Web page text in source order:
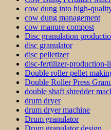
cow dung into high-
cow dung management
cow manure compost
Disc granulation
disc granulator
disc pelletizer
disc-fertilizer-production-
Double roller pellet
Double Roller Press
double shaft shredder
drum dryer
drum dryer machine
Drum granulator